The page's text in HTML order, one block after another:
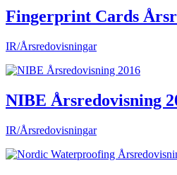
Fingerprint Cards
IR/Årsredovisningar
NIBE Årsredovisning
IR/Årsredovisningar